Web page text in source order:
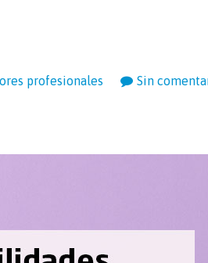
profesionales Sin